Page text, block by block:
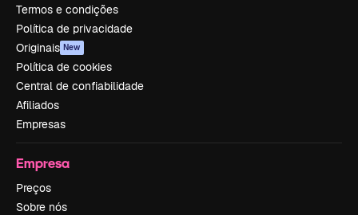
Termos e condições
Política de privacidade
Originais New
Política de cookies
Central de confiabilidade
Afiliados
Empresas
Empresa
Preços
Sobre nós